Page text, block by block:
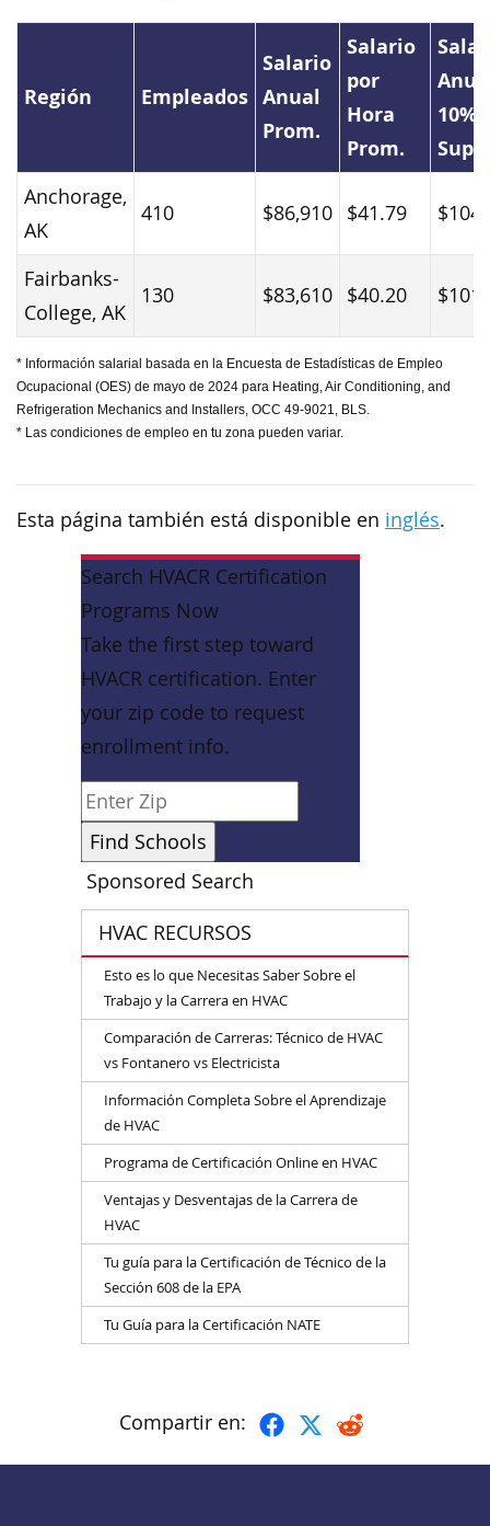
Search HVACR Certification
Programs Now
Take the first step toward
HVACR certification. Enter
your zip code to request
enrollment info.
Sponsored Search
HVAC RECURSOS
Esto es lo que Necesitas Saber Sobre el
Trabajo y la Carrera en HVAC
Comparación de Carreras: Técnico de HVAC
vs Fontanero vs Electricista
Información Completa Sobre el Aprendizaje
de HVAC
Programa de Certificación Online en HVAC
Ventajas y Desventajas de la Carrera de
HVAC
Tu guía para la Certificación de Técnico de la
Sección 608 de la EPA
Tu Guía para la Certificación NATE
Región Empleados
Salario
Anual
Prom.
Salario
por
Hora
Prom.
10%
Anchorage,
AK
410 $86,910 $41.79
Fairbanks-
College, AK
130 $83,610 $40.20
* Información salarial basada en la Encuesta de Estadísticas de Empleo
Ocupacional (OES) de mayo de 2024 para Heating, Air Conditioning, and
Refrigeration Mechanics and Installers, OCC 49-9021, BLS.
* Las condiciones de empleo en tu zona pueden variar.
Esta página también está disponible en inglés.
Compartir en: